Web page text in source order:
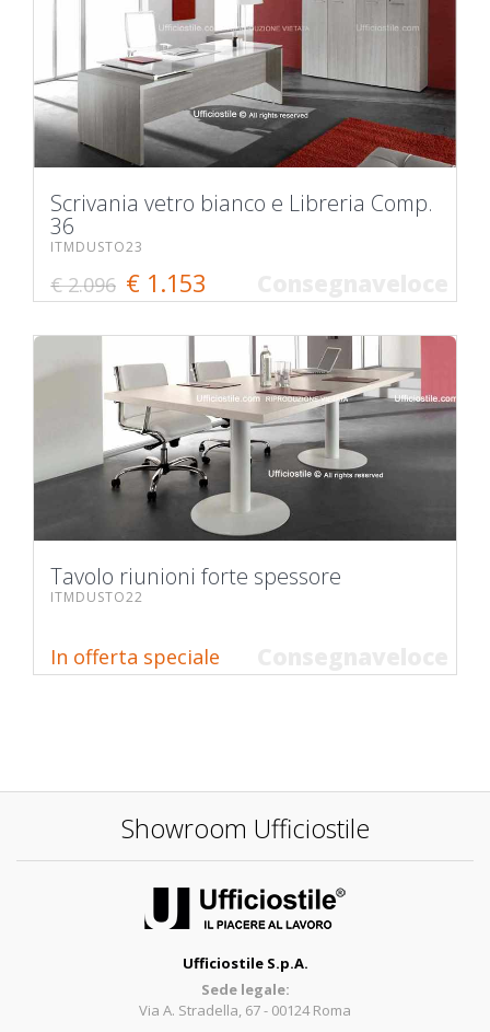
Scrivania vetro bianco e Libreria Comp.
36
ITMDUSTO23
€ 2.096 € 1.153
Tavolo riunioni forte spessore
ITMDUSTO22
In offerta speciale
Showroom Ufficiostile
Ufficiostile S.p.A.
Sede legale:
Via A. Stradella, 67 - 00124 Roma